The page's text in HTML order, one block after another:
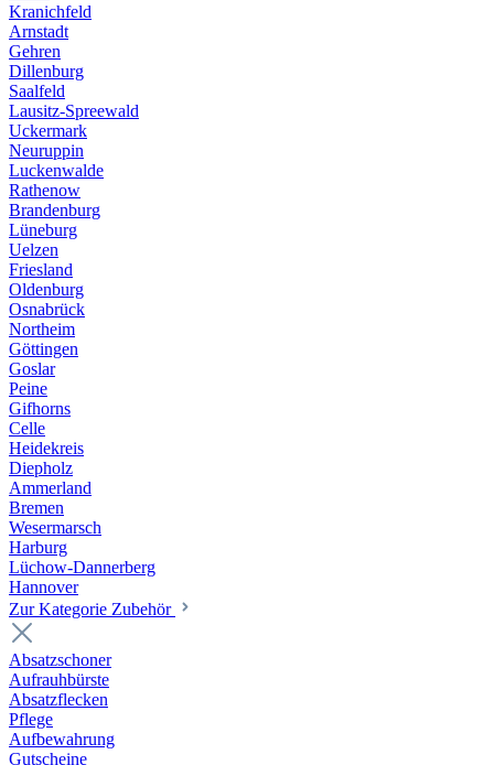
Kranichfeld
Arnstadt
Gehren
Dillenburg
Saalfeld
Lausitz-Spreewald
Uckermark
Neuruppin
Luckenwalde
Rathenow
Brandenburg
Lüneburg
Uelzen
Friesland
Oldenburg
Osnabrück
Northeim
Göttingen
Goslar
Peine
Gifhorns
Celle
Heidekreis
Diepholz
Ammerland
Bremen
Wesermarsch
Harburg
Lüchow-Dannerberg
Hannover
Zur Kategorie Zubehör
Absatzschoner
Aufrauhbürste
Absatzflecken
Pflege
Aufbewahrung
Gutscheine